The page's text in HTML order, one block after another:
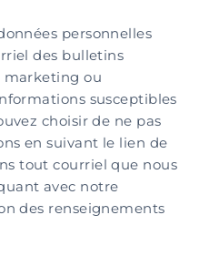
personnelles
des bulletins
ou
susceptibles
choisir de ne pas
en suivant le lien de
tout courriel que nous
avec notre
des renseignements